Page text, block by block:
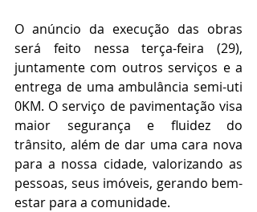
O anúncio da execução das obras
será feito nessa terça-feira (29),
juntamente com outros serviços e a
entrega de uma ambulância semi-uti
0KM. O serviço de pavimentação visa
maior segurança e fluidez do
trânsito, além de dar uma cara nova
para a nossa cidade, valorizando as
pessoas, seus imóveis, gerando bem-
estar para a comunidade.